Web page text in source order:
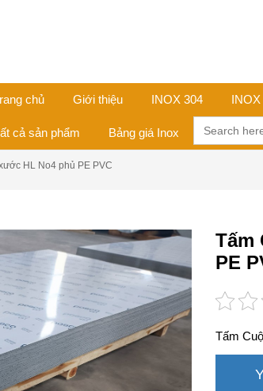
chủ Giới thiệu INOX 304 INOX
cả sản phẩm Bảng giá Inox
Search
for:
HL No4 phủ PE PVC
Tấm
PE
Tấm